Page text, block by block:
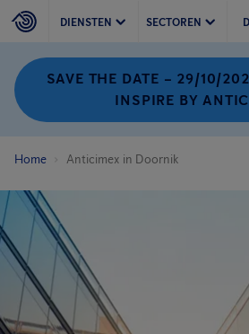
DIENSTEN SECTOREN
SAVE THE DATE – 29/10/
INSPIRE BY
Home Anticimex in Doornik